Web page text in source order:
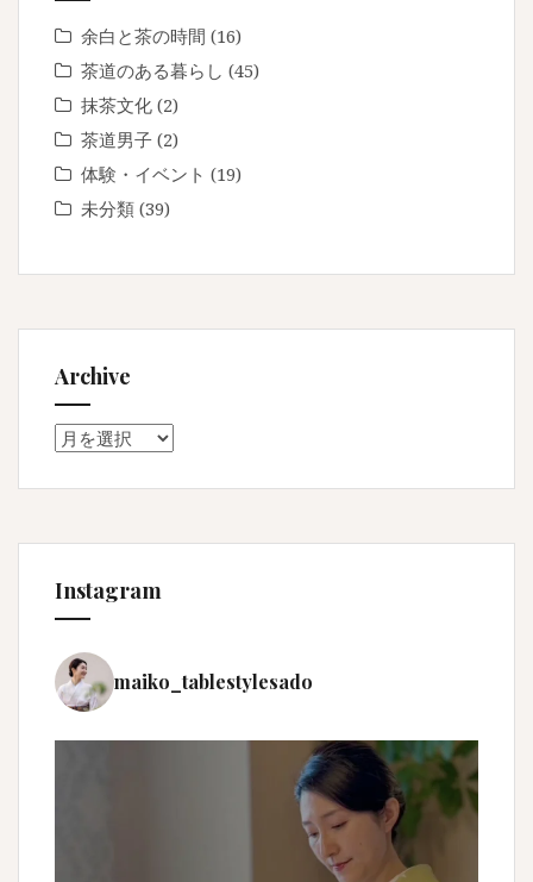
余白と茶の時間 (16)
茶道のある暮らし (45)
抹茶文化 (2)
茶道男子 (2)
体験・イベント (19)
未分類 (39)
Archive
Archive
Instagram
maiko_tablestylesado